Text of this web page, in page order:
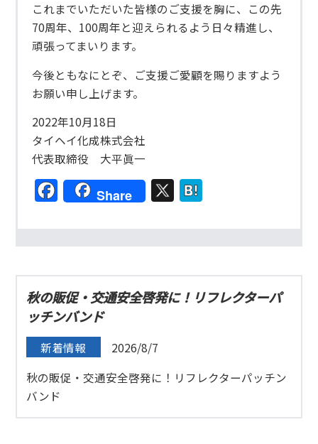
これまでいただいた皆様のご支援を胸に、この先
70周年、100周年と迎えられるよう日々精進し、
頑張ってまいります。
今後ともなにとぞ、ご支援ご愛顧を賜りますよう
お願い申し上げます。
2022年10月18日
タイヘイ化成株式会社
代表取締役 大平眞一
Facebook
Share X
秋の販促・交通安全啓発に！リフレクターパ
ッチンバンド
新着情報
2026/8/7
秋の販促・交通安全啓発に！リフレクターパッチン
バンド